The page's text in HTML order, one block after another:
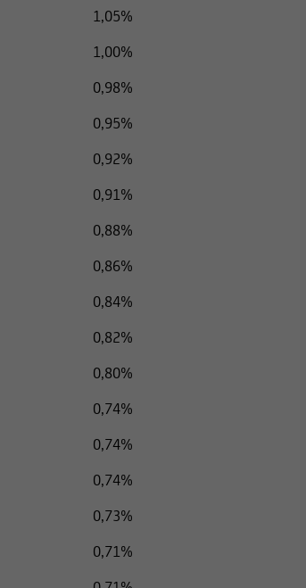
1,05%
1,00%
0,98%
0,95%
0,92%
0,91%
0,88%
0,86%
0,84%
0,82%
0,80%
0,74%
0,74%
0,74%
0,73%
0,71%